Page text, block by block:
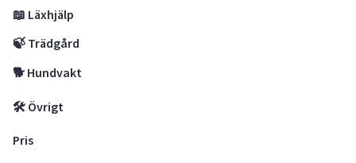
📖 Läxhjälp
🍃 Trädgård
🐕 Hundvakt
🛠 Övrigt
Pris